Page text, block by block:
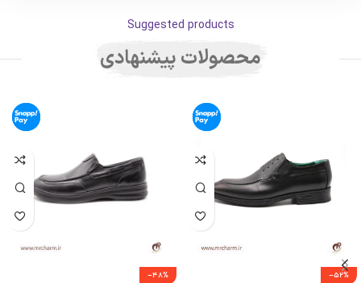
Suggested products
محصولات پیشنهادی
-52%
-48%